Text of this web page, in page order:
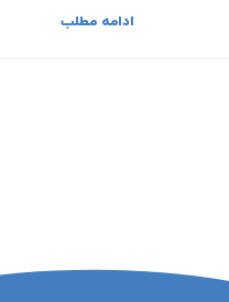
ادامه مطلب